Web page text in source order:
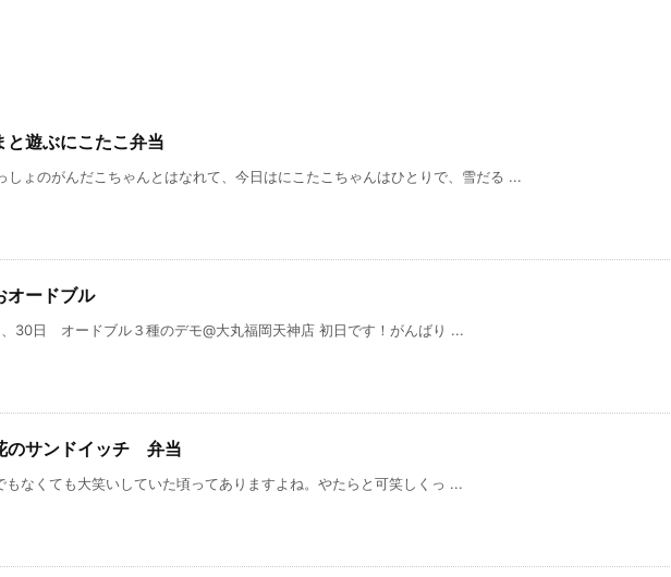
と遊ぶにこたこ弁当
しょのがんだこちゃんとはなれて、今日はにこたこちゃんはひとりで、雪だる ...
オードブル
30日 オードブル３種のデモ@大丸福岡天神店 初日です！がんばり ...
のサンドイッチ 弁当
なくても大笑いしていた頃ってありますよね。やたらと可笑しくっ ...